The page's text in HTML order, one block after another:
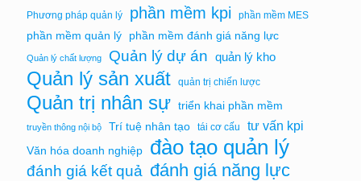
Phương pháp quản lý
phần mềm kpi phần mềm MES
phần mềm quản lý phần mềm đánh giá năng lực
Quản lý chất lượng Quản lý dự án quản lý kho
Quản lý sản xuất quản trị chiến lược
Quản trị nhân sự triển khai phần mềm
truyền thông nội bộ Trí tuệ nhân tạo tái cơ cấu tư vấn kpi
Văn hóa doanh nghiệp đào tạo quản lý
đánh giá kết quả đánh giá năng lực